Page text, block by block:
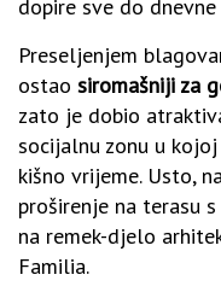
dopire sve do dnevne
Preseljenjem
ostao siromašniji za
zato je dobio
socijalnu zonu u
kišno vrijeme. Usto,
proširenje na terasu
na remek-djelo
Familia.